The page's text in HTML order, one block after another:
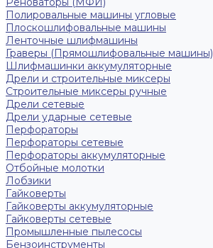
Полировальные машины угловые
Плоскошлифовальные машины
Ленточные шлифмашины
Граверы (Прямошлифовальные машины)
Шлифмашинки аккумуляторные
Дрели и строительные миксеры
Строительные миксеры ручные
Дрели сетевые
Дрели ударные сетевые
Перфораторы
Перфораторы сетевые
Перфораторы аккумуляторные
Отбойные молотки
Лобзики
Гайковерты
Гайковерты аккумуляторные
Гайковерты сетевые
Промышленные пылесосы
Бензоинструменты